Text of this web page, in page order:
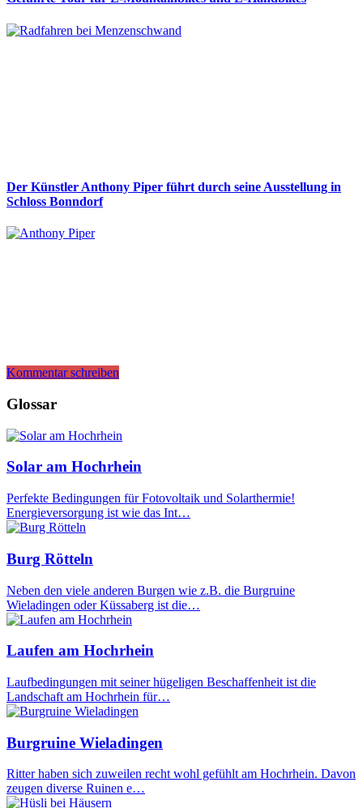
Der Künstler Anthony Piper führt durch seine Ausstellung in
Schloss Bonndorf
Kommentar schreiben
Glossar
Solar am Hochrhein
Perfekte Bedingungen für Fotovoltaik und Solarthermie!
Energieversorgung ist wie das Int…
Burg Rötteln
Neben den viele anderen Burgen wie z.B. die Burgruine
Wieladingen oder Küssaberg ist die…
Laufen am Hochrhein
Laufbedingungen mit seiner hügeligen Beschaffenheit ist die
Landschaft am Hochrhein für…
Burgruine Wieladingen
Ritter haben sich zuweilen recht wohl gefühlt am Hochrhein. Davon
zeugen diverse Ruinen e…